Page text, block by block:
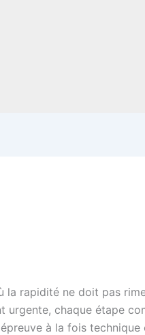
la rapidité ne doit pas
urgente, chaque étape
à la fois technique